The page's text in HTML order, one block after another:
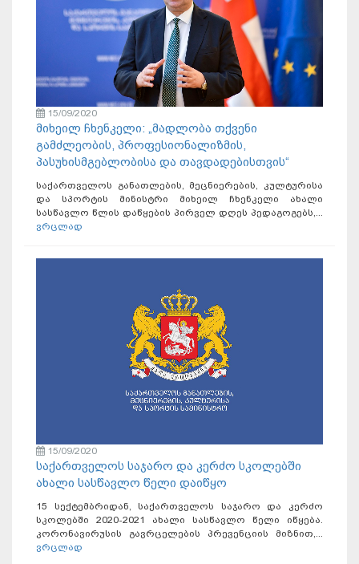
15/09/2020
მიხეილ ჩხენკელი: „მადლობა თქვენი
გამძლეობის, პროფესიონალიზმის,
პასუხისმგებლობისა და თავდადებისთვის“
საქართველოს განათლების, მეცნიერების, კულტურისა
და სპორტის მინისტრი მიხეილ ჩხენკელი ახალი
სასწავლო წლის დაწყების პირველ დღეს პედაგოგებს,...
ვრცლად
15/09/2020
საქართველოს საჯარო და კერძო სკოლებში
ახალი სასწავლო წელი დაიწყო
15 სექტემბრიდან, საქართველოს საჯარო და კერძო
სკოლებში 2020-2021 ახალი სასწავლო წელი იწყება.
კორონავირუსის გავრცელების პრევენციის მიზნით,...
ვრცლად